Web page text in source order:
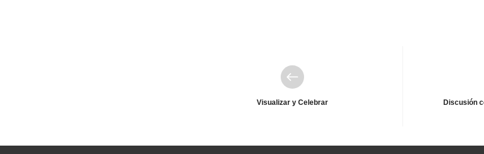
Anterior
Visualizar y Celebrar Discusión